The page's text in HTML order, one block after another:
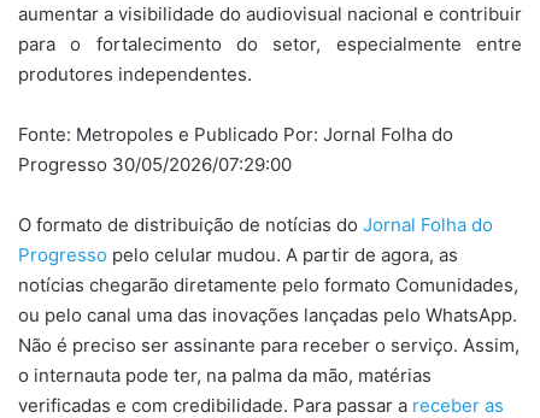
aumentar a visibilidade do audiovisual nacional e contribuir
para o fortalecimento do setor, especialmente entre
produtores independentes.
Fonte: Metropoles e Publicado Por: Jornal Folha do
Progresso 30/05/2026/07:29:00
O formato de distribuição de notícias do Jornal Folha do
Progresso pelo celular mudou. A partir de agora, as
notícias chegarão diretamente pelo formato Comunidades,
ou pelo canal uma das inovações lançadas pelo WhatsApp.
Não é preciso ser assinante para receber o serviço. Assim,
o internauta pode ter, na palma da mão, matérias
verificadas e com credibilidade. Para passar a receber as